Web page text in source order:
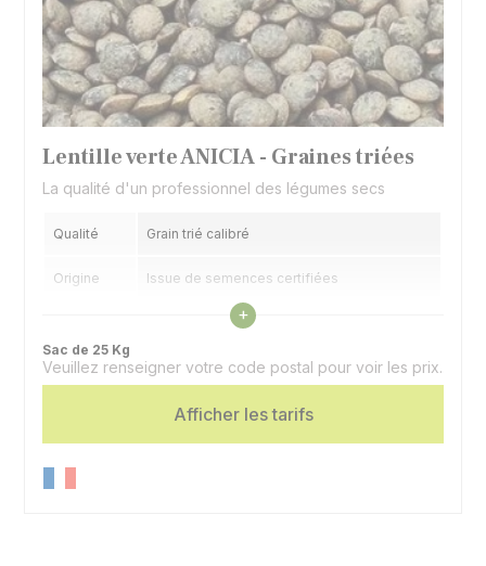
Lentille verte ANICIA - Graines triées
La qualité d'un professionnel des légumes secs
Qualité Grain trié calibré
Origine Issue de semences certifiées
Voir les caractéristiques
+
Sac de 25 Kg
Veuillez renseigner votre code postal pour voir les prix.
Afficher les tarifs